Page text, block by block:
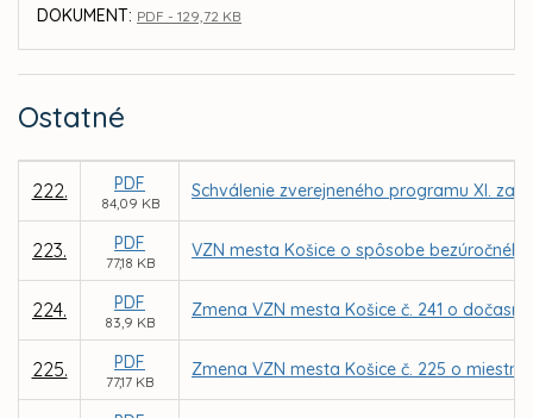
DOKUMENT: PDF - 129,72 KB
Ostatné
222. PDF
84,09 KB
Schválenie zverejneného programu XI.
223. PDF
77,18 KB
VZN mesta Košice o spôsobe
224. PDF
83,9 KB
Zmena VZN mesta Košice č. 241 o
225. PDF
77,17 KB
Zmena VZN mesta Košice č. 225 o